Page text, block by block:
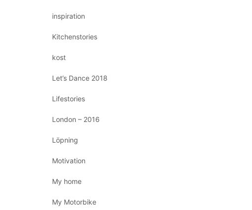
inspiration
Kitchenstories
kost
Let’s Dance 2018
Lifestories
London – 2016
Löpning
Motivation
My home
My Motorbike